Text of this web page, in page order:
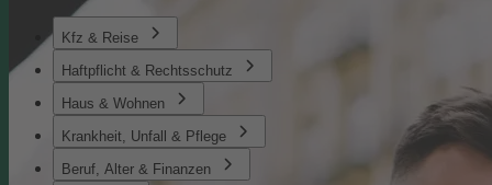
Kfz & Reise
Haftpflicht & Rechtsschutz
Haus & Wohnen
Krankheit, Unfall & Pflege
Beruf, Alter & Finanzen